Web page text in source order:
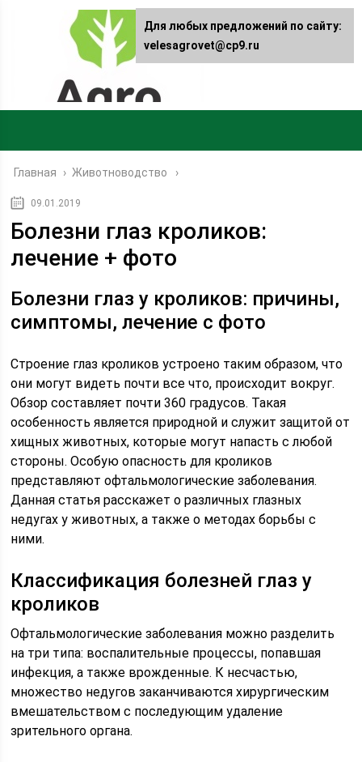
Главная › Животноводство
09.01.2019
Болезни глаз кроликов:
лечение + фото
Болезни глаз у кроликов: причины,
симптомы, лечение с фото
Строение глаз кроликов устроено таким образом, что
они могут видеть почти все что, происходит вокруг.
Обзор составляет почти 360 градусов. Такая
особенность является природной и служит защитой от
хищных животных, которые могут напасть с любой
стороны. Особую опасность для кроликов
представляют офтальмологические заболевания.
Данная статья расскажет о различных глазных
недугах у животных, а также о методах борьбы с
ними.
Классификация болезней глаз у
кроликов
Офтальмологические заболевания можно разделить
на три типа: воспалительные процессы, попавшая
инфекция, а также врожденные. К несчастью,
множество недугов заканчиваются хирургическим
вмешательством с последующим удаление
зрительного органа.
Для любых предложений по сайту:
velesagrovet@cp9.ru